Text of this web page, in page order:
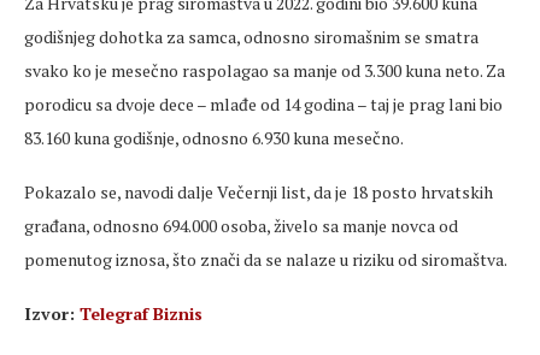
godišnjeg dohotka za samca, odnosno siromašnim se smatra
svako ko je mesečno raspolagao sa manje od 3.300 kuna neto. Za
porodicu sa dvoje dece – mlađe od 14 godina – taj je prag lani bio
83.160 kuna godišnje, odnosno 6.930 kuna mesečno.
Pokazalo se, navodi dalje Večernji list, da je 18 posto hrvatskih
građana, odnosno 694.000 osoba, živelo sa manje novca od
pomenutog iznosa, što znači da se nalaze u riziku od siromaštva.
Izvor: Telegraf Biznis